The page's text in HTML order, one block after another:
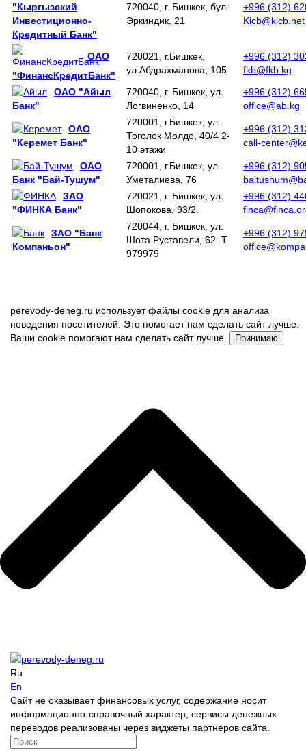
"Кыргызский
Инвестиционно-
Кредитный Банк"
720040, г. Бишкек, бул.
Эркиндик, 21
+996 (312)
Kicb@kicb.net
ОАО
"ФинансКредитБанк"
720021, г.Бишкек,
ул.Абдрахманова, 105
+996 (312)
fkb@fkb.kg
ОАО "Айыл
Банк"
720040, г. Бишкек, ул.
Логвиненко, 14
+996 (312)
office@ab.kg
ОАО
"Керемет Банк"
720001, г.Бишкек, ул.
Тоголок Молдо, 40/4 2-
10 этажи
+996 (312)
call-
ОАО
Банк "Бай-Тушум"
720001, г.Бишкек, ул.
Уметалиева, 76
+996 (312)
ЗАО
"ФИНКА Банк"
720021, г. Бишкек, ул.
Шопокова, 93/2.
+996 (312)
ЗАО "Банк
Компаньон"
720044, г. Бишкек, ул.
Шота Руставели, 62. Т.
979979
+996 (312)
perevody-deneg.ru использует файлы cookie для анализа
поведения посетителей. Это помогает нам сделать сайт лучше.
Ваши cookie помогают нам сделать сайт лучше.
Принимаю
Ru
En
Сайт не оказывает финансовых услуг, содержание носит
информационно-справочный характер, сервисы денежных
переводов реализованы через виджеты партнеров сайта.